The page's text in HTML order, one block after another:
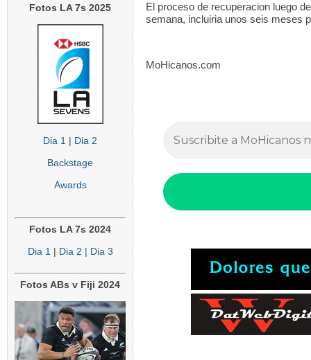
Fotos LA 7s 2025
Dia 1 | Dia 2
Backstage
Awards
Fotos LA 7s 2024
Dia 1 | Dia 2 | Dia 3
Fotos ABs v Fiji 2024
El proceso de recuperacion luego
semana, incluiria unos seis meses
MoHicanos.com